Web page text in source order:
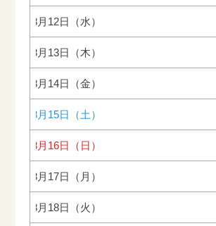
年8月12日（水）
年8月13日（木）
年8月14日（金）
年8月15日（土）
年8月16日（日）
年8月17日（月）
年8月18日（火）